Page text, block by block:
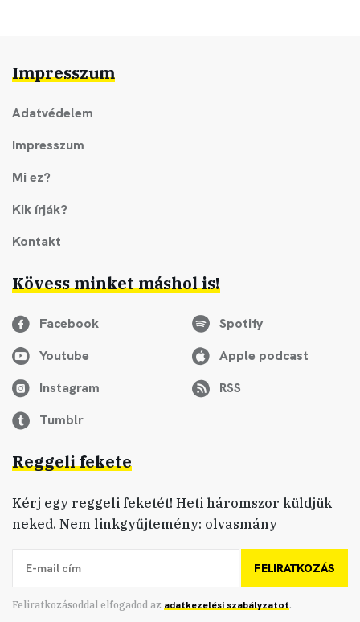
Impresszum
Adatvédelem
Impresszum
Mi ez?
Kik írják?
Kontakt
Kövess minket máshol is!
Facebook
Youtube
Instagram
Tumblr
Spotify
Apple podcast
RSS
Reggeli fekete
Kérj egy reggeli feketét! Heti háromszor küldjük
neked. Nem linkgyűjtemény: olvasmány
FELIRATKOZÁS
Feliratkozásoddal elfogadod az adatkezelési szabályzatot.